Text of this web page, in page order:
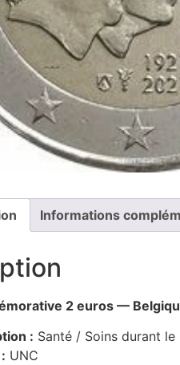
Informations
2 euros —
: Santé / Soins durant le
UNC